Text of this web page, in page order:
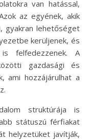
van hatással,
az egyének, akik
gyakran lehetőséget
kerüljenek, és
felfedezzenek. A
gazdasági és
ami hozzájárulhat a
struktúrája is
státuszú férfiakat
helyzetüket javítják,